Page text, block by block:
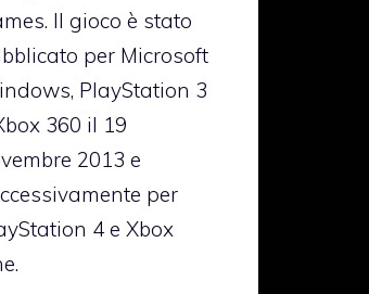
Il gioco è stato
per Microsoft
PlayStation 3
360 il 19
2013 e
per
4 e Xbox